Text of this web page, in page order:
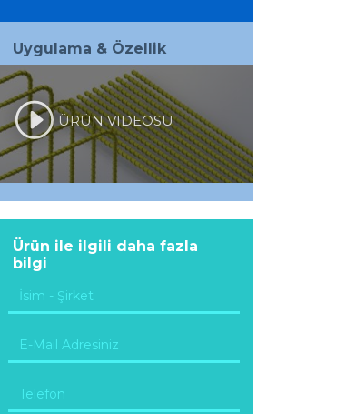
Uygulama & Özellik
ÜRÜN VIDEOSU
Ürün ile ilgili daha fazla
bilgi